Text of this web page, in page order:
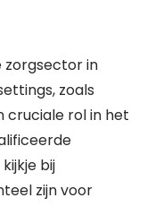
zorgsector in
zoals
cruciale rol in het
bij
zijn voor